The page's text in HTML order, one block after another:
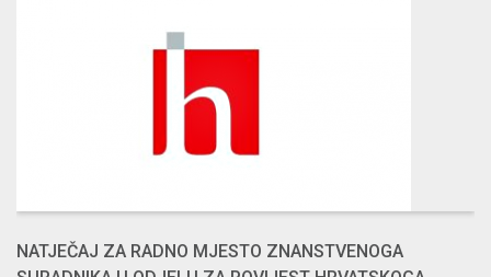
NATJEČAJ ZA RADNO MJESTO ZNANSTVENOGA